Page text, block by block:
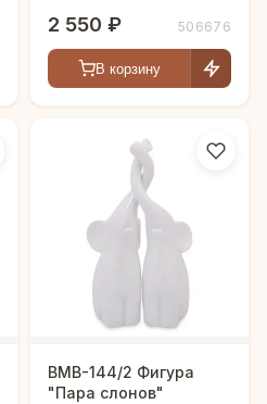
2 550 ₽ 506676
В корзину
BMB-144/2 Фигура
"Пара слонов"